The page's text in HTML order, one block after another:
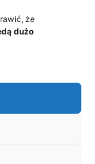
że
dużo
Riotech Data
Menu